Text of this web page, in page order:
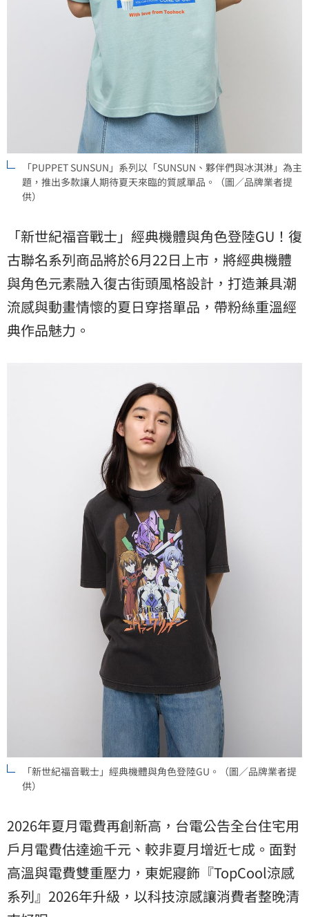
「PUPPET SUNSUN」系列以「SUNSUN、夥伴們與冰淇淋」為主
題，推出多款讓人期待夏天來臨的質感單品。（圖／品牌業者提
供）
「新世紀福音戰士」經典機體與角色登陸GU！復
古聯名系列商品將於6月22日上市，將經典機體
與角色元素融入復古街頭風格設計，打造兼具潮
流感與動畫情懷的夏日穿搭單品，帶粉絲重溫經
典作品魅力。
「新世紀福音戰士」經典機體與角色登陸GU。（圖／品牌業者提
供）
2026年夏月電費再創新高，台電公告全台住宅用
戶月電費估達逾千元、較非夏月增近七成。面對
高溫與電費雙重壓力，東妮寢飾『TopCool涼感
系列』2026年升級，以科技涼感讓消費者整晚清